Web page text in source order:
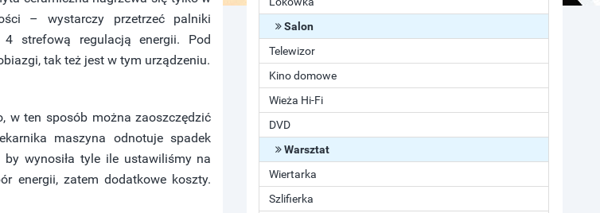
– wystarczy przetrzeć palniki
strefową regulacją energii. Pod
tak też jest w tym urządzeniu.
w ten sposób można zaoszczędzić
maszyna odnotuje spadek
wynosiła tyle ile ustawiliśmy na
energii, zatem dodatkowe koszty.
Salon
Telewizor
Kino domowe
Wieża Hi-Fi
DVD
Warsztat
Wiertarka
Szlifierka